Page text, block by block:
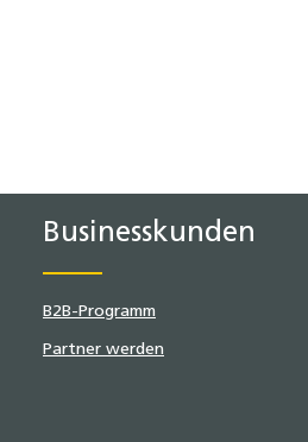
Businesskunden
B2B-Programm
Partner werden